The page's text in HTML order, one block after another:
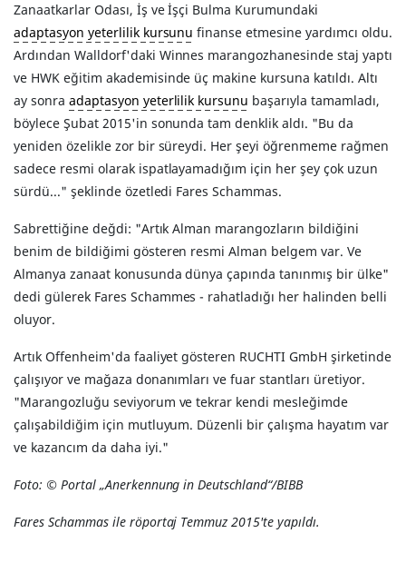
Zanaatkarlar Odası, İş ve İşçi Bulma Kurumundaki
adaptasyon yeterlilik kursunu finanse etmesine yardımcı oldu.
Ardından Walldorf'daki Winnes marangozhanesinde staj yaptı
ve HWK eğitim akademisinde üç makine kursuna katıldı. Altı
ay sonra adaptasyon yeterlilik kursunu başarıyla tamamladı,
böylece Şubat 2015'in sonunda tam denklik aldı. "Bu da
yeniden özelikle zor bir süreydi. Her şeyi öğrenmeme rağmen
sadece resmi olarak ispatlayamadığım için her şey çok uzun
sürdü..." şeklinde özetledi Fares Schammas.
Sabrettiğine değdi: "Artık Alman marangozların bildiğini
benim de bildiğimi gösteren resmi Alman belgem var. Ve
Almanya zanaat konusunda dünya çapında tanınmış bir ülke"
dedi gülerek Fares Schammes - rahatladığı her halinden belli
oluyor.
Artık Offenheim'da faaliyet gösteren RUCHTI GmbH şirketinde
çalışıyor ve mağaza donanımları ve fuar stantları üretiyor.
"Marangozluğu seviyorum ve tekrar kendi mesleğimde
çalışabildiğim için mutluyum. Düzenli bir çalışma hayatım var
ve kazancım da daha iyi."
Foto: © Portal „Anerkennung in Deutschland“/BIBB
Fares Schammas ile röportaj Temmuz 2015'te yapıldı.